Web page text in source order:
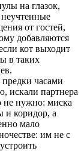
на глазок,
от гостей,
добавляются
кот выходит
в таких
часами
искали партнера
не нужно: миска
и коридор, а
мало
им не с